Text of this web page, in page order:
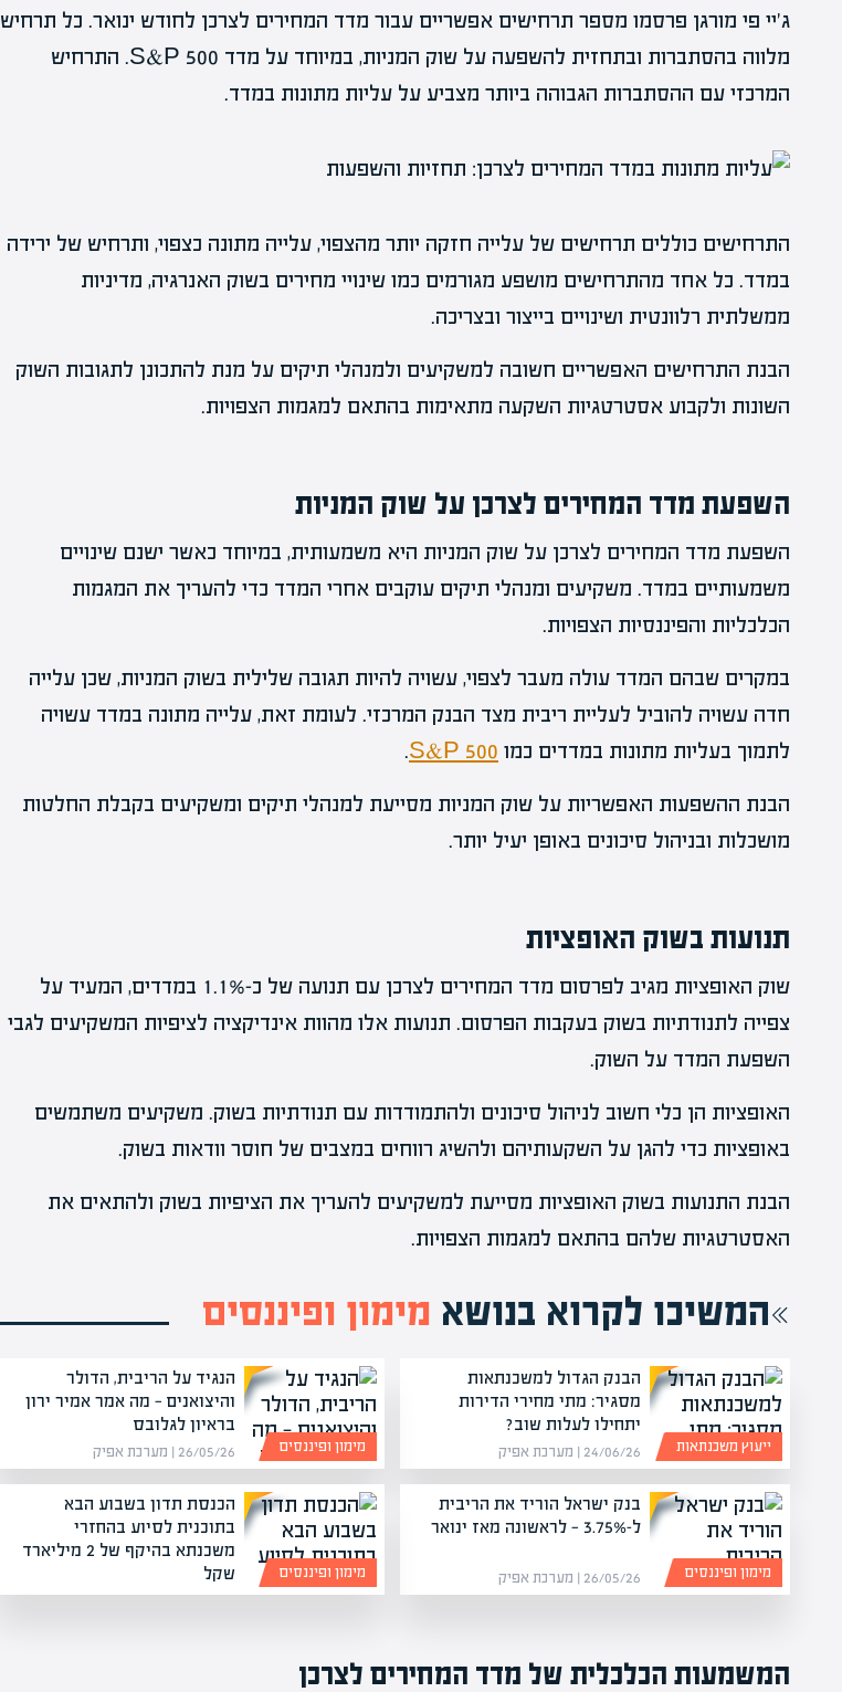
ג'יי פי מורגן פרסמו מספר תרחישים אפשריים עבור מדד המחירים לצרכן לחודש ינואר. כל תרחיש
מלווה בהסתברות ובתחזית להשפעה על שוק המניות, במיוחד על מדד S&P 500. התרחיש
המרכזי עם ההסתברות הגבוהה ביותר מצביע על עליות מתונות במדד.
התרחישים כוללים תרחישים של עלייה חזקה יותר מהצפוי, עלייה מתונה כצפוי, ותרחיש של ירידה
במדד. כל אחד מהתרחישים מושפע מגורמים כמו שינויי מחירים בשוק האנרגיה, מדיניות
ממשלתית רלוונטית ושינויים בייצור ובצריכה.
הבנת התרחישים האפשריים חשובה למשקיעים ולמנהלי תיקים על מנת להתכונן לתגובות השוק
השונות ולקבוע אסטרטגיות השקעה מתאימות בהתאם למגמות הצפויות.
השפעת מדד המחירים לצרכן על שוק המניות
השפעת מדד המחירים לצרכן על שוק המניות היא משמעותית, במיוחד כאשר ישנם שינויים
משמעותיים במדד. משקיעים ומנהלי תיקים עוקבים אחרי המדד כדי להעריך את המגמות
הכלכליות והפיננסיות הצפויות.
במקרים שבהם המדד עולה מעבר לצפוי, עשויה להיות תגובה שלילית בשוק המניות, שכן עלייה
חדה עשויה להוביל לעליית ריבית מצד הבנק המרכזי. לעומת זאת, עלייה מתונה במדד עשויה
לתמוך בעליות מתונות במדדים כמו S&P 500
.
הבנת ההשפעות האפשריות על שוק המניות מסייעת למנהלי תיקים ומשקיעים בקבלת החלטות
מושכלות ובניהול סיכונים באופן יעיל יותר.
תנועות בשוק האופציות
שוק האופציות מגיב לפרסום מדד המחירים לצרכן עם תנועה של כ-1.1% במדדים, המעיד על
צפייה לתנודתיות בשוק בעקבות הפרסום. תנועות אלו מהוות אינדיקציה לציפיות המשקיעים לגבי
השפעת המדד על השוק.
האופציות הן כלי חשוב לניהול סיכונים ולהתמודדות עם תנודתיות בשוק. משקיעים משתמשים
באופציות כדי להגן על השקעותיהם ולהשיג רווחים במצבים של חוסר וודאות בשוק.
הבנת התנועות בשוק האופציות מסייעת למשקיעים להעריך את הציפיות בשוק ולהתאים את
האסטרטגיות שלהם בהתאם למגמות הצפויות.
המשיכו לקרוא בנושא מימון ופיננסים
הבנק הגדול למשכנתאות
מסגיר: מתי מחירי הדירות
יתחילו לעלות שוב?
24/06/26 | מערכת אפיק ייעוץ משכנתאות
הנגיד על הריבית, הדולר
והיצואנים — מה אמר אמיר ירון
בראיון לגלובס
26/05/26 | מערכת אפיק מימון ופיננסים
בנק ישראל הוריד את הריבית
ל-3.75% — לראשונה מאז ינואר
26/05/26 | מערכת אפיק מימון ופיננסים
הכנסת תדון בשבוע הבא
בתוכנית לסיוע בהחזרי
משכנתא בהיקף של 2 מיליארד
שקל
מימון ופיננסים
המשמעות הכלכלית של מדד המחירים לצרכן